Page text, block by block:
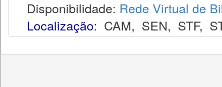
Disponibilidade: Rede Virtual de
Localização: CAM, SEN, STF,